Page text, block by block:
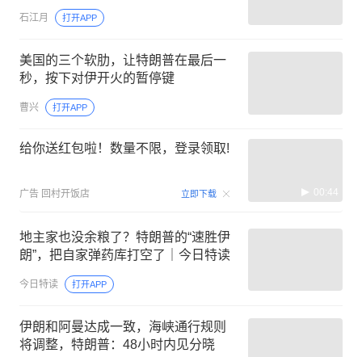
石江月 打开APP
美国的三个软肋，让特朗普在最后一
秒，按下对伊开火的暂停键
曹兴 打开APP
给你送红包啦！数量不限，登录领取!
广告 回村开饭店 立即下载 00:44
地主家也没余粮了？特朗普的“速胜伊
朗”，把自家弹药库打空了｜今日特读
今日特读 打开APP
伊朗和阿曼达成一致，海峡通行规则
将调整，特朗普：48小时内见分晓